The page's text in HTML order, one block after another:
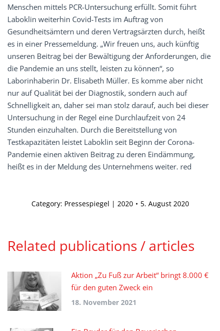
Menschen mittels PCR-Untersuchung erfüllt. Somit führt
Laboklin weiterhin Covid-Tests im Auftrag von
Gesundheitsämtern und deren Vertragsärzten durch, heißt
es in einer Pressemeldung. „Wir freuen uns, auch künftig
unseren Beitrag bei der Bewältigung der Anforderungen, die
die Pandemie an uns stellt, leisten zu können“, so
Laborinhaberin Dr. Elisabeth Müller. Es komme aber nicht
nur auf Qualität bei der Diagnostik, sondern auch auf
Schnelligkeit an, daher sei man stolz darauf, auch bei dieser
Untersuchung in der Regel eine Durchlaufzeit von 24
Stunden einzuhalten. Durch die Bereitstellung von
Testkapazitäten leistet Laboklin seit Beginn der Corona-
Pandemie einen aktiven Beitrag zu deren Eindämmung,
heißt es in der Meldung des Unternehmens weiter. red
Category: Pressespiegel | 2020 5. August 2020
Related publications / articles
Aktion „Zu Fuß zur Arbeit“ bringt 8.000 €
für den guten Zweck ein
18. November 2021